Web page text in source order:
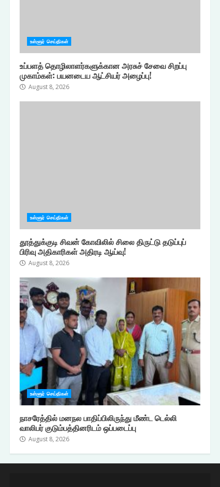
உள்ளூர் செய்திகள்
உப்பளத் தொழிலாளர்களுக்கான அரசுச் சேவை சிறப்பு
முகாம்கள்: பயனடைய ஆட்சியர் அழைப்பு!
August 8, 2026
உள்ளூர் செய்திகள்
தூத்துக்குடி சிவன் கோவிலில் சிலை திருட்டு தடுப்புப்
பிரிவு அதிகாரிகள் அதிரடி ஆய்வு!
August 8, 2026
உள்ளூர் செய்திகள்
நாசரேத்தில் மனநல பாதிப்பிலிருந்து மீண்ட டெல்லி
வாலிபர் குடும்பத்தினரிடம் ஒப்படைப்பு
August 8, 2026